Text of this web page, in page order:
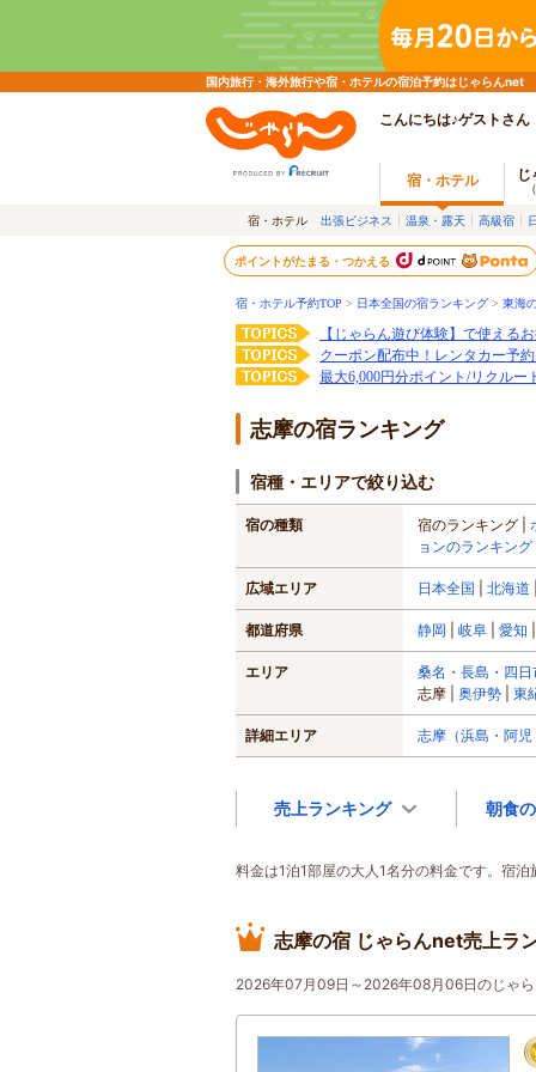
国内旅行・海外旅行や宿・ホテルの宿泊予約はじゃらんnet
こんにちは♪ゲストさん
宿・ホテル じ
宿・ホテル 出張ビジネス 温泉・露天 高級宿
ポイントがたまる・つかえる
宿・ホテル予約TOP > 日本全国の宿ランキング > 東海
【じゃらん遊び体験】で使える
クーポン配布中！レンタカー予
最大6,000円分ポイント/リクルー
志摩の宿ランキング
宿種・エリアで絞り込む
宿の種類 宿のランキング
ョンのランキング
広域エリア 日本全国 北海道
都道府県 静岡 岐阜 愛知
エリア
桑名・長島・四
志摩
奥伊勢 東
詳細エリア 志摩（浜島・阿
売上ランキング 朝食
料金は1泊1部屋の大人1名分の料金です。宿
志摩の宿 じゃらんnet売上ラ
2026年07月09日～2026年08月06日のじゃ